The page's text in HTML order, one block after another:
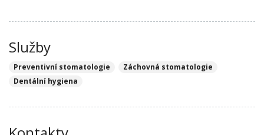
Služby
Preventivní stomatologie
Záchovná stomatologie
Dentální hygiena